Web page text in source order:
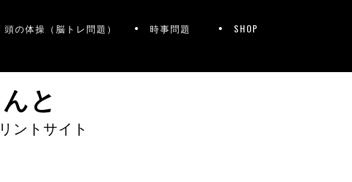
頭の体操（脳トレ問題） 時事問題
SHOP
と
ントサイト